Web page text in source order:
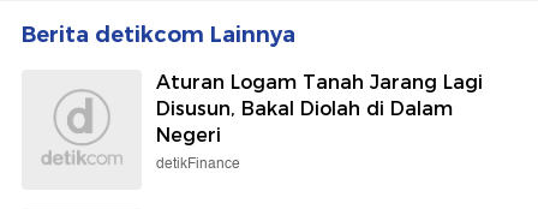
Berita detikcom Lainnya
Aturan Logam Tanah Jarang Lagi
Disusun, Bakal Diolah di Dalam
Negeri
detikFinance